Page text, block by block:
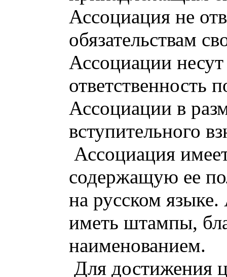
Ассоциация не
обязательствам
Ассоциации
ответственность
Ассоциации в
вступительного
Ассоциация
содержащую ее
на русском
иметь штампы,
наименованием.
Для достижения